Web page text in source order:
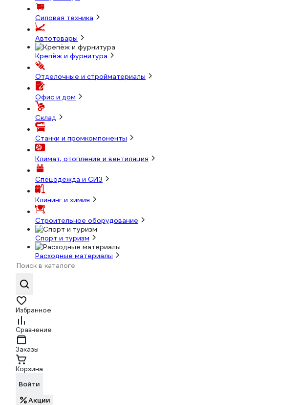
Силовая техника
Автотовары
Крепёж и фурнитура
Отделочные и стройматериалы
Офис и дом
Склад
Станки и промкомпоненты
Климат, отопление и вентиляция
Спецодежда и СИЗ
Клининг и химия
Строительное оборудование
Спорт и туризм
Расходные материалы
Избранное
Сравнение
Заказы
Корзина
Войти
Акции